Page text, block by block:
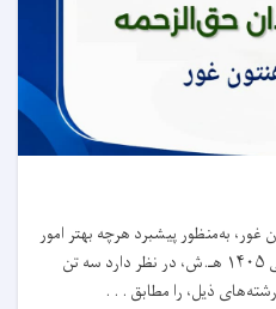
به‌منظور پیشبرد هرچه بهتر امور
تدریسی سمستر خزانی سال تحصیلی ۱۴۰۵ هـ.ش، در نظر دارد سه تن
ذیل، را مطابق . . .